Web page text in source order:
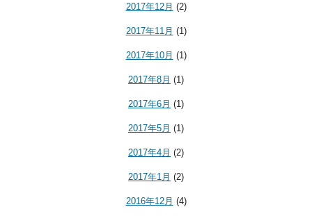
2017年12月 (2)
2017年11月 (1)
2017年10月 (1)
2017年8月 (1)
2017年6月 (1)
2017年5月 (1)
2017年4月 (2)
2017年1月 (2)
2016年12月 (4)